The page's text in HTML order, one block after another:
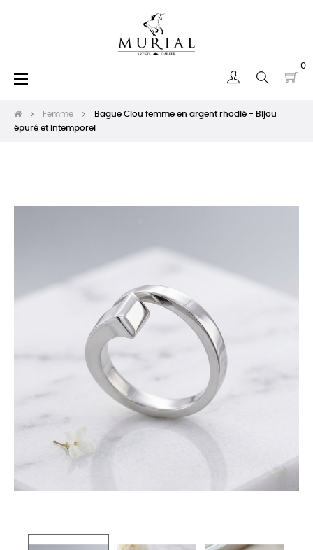
0
Basculer
☰
Femme
Bague Clou femme en argent rhodié - Bijou
épuré et intemporel